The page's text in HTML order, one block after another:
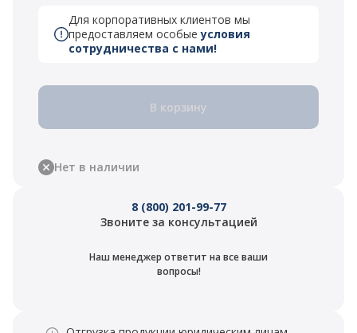
Для корпоративных клиентов мы
предоставляем особыеусловия
сотрудничества с нами!
В корзину
Нет в наличии
8 (800) 201-99-77
Звоните за консультацией
Наш менеджер ответит на все ваши
вопросы!